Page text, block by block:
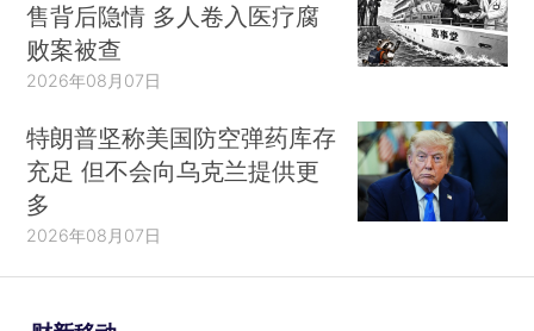
售背后隐情 多人卷入医疗腐
败案被查
2026年08月07日
特朗普坚称美国防空弹药库存
充足 但不会向乌克兰提供更
多
2026年08月07日